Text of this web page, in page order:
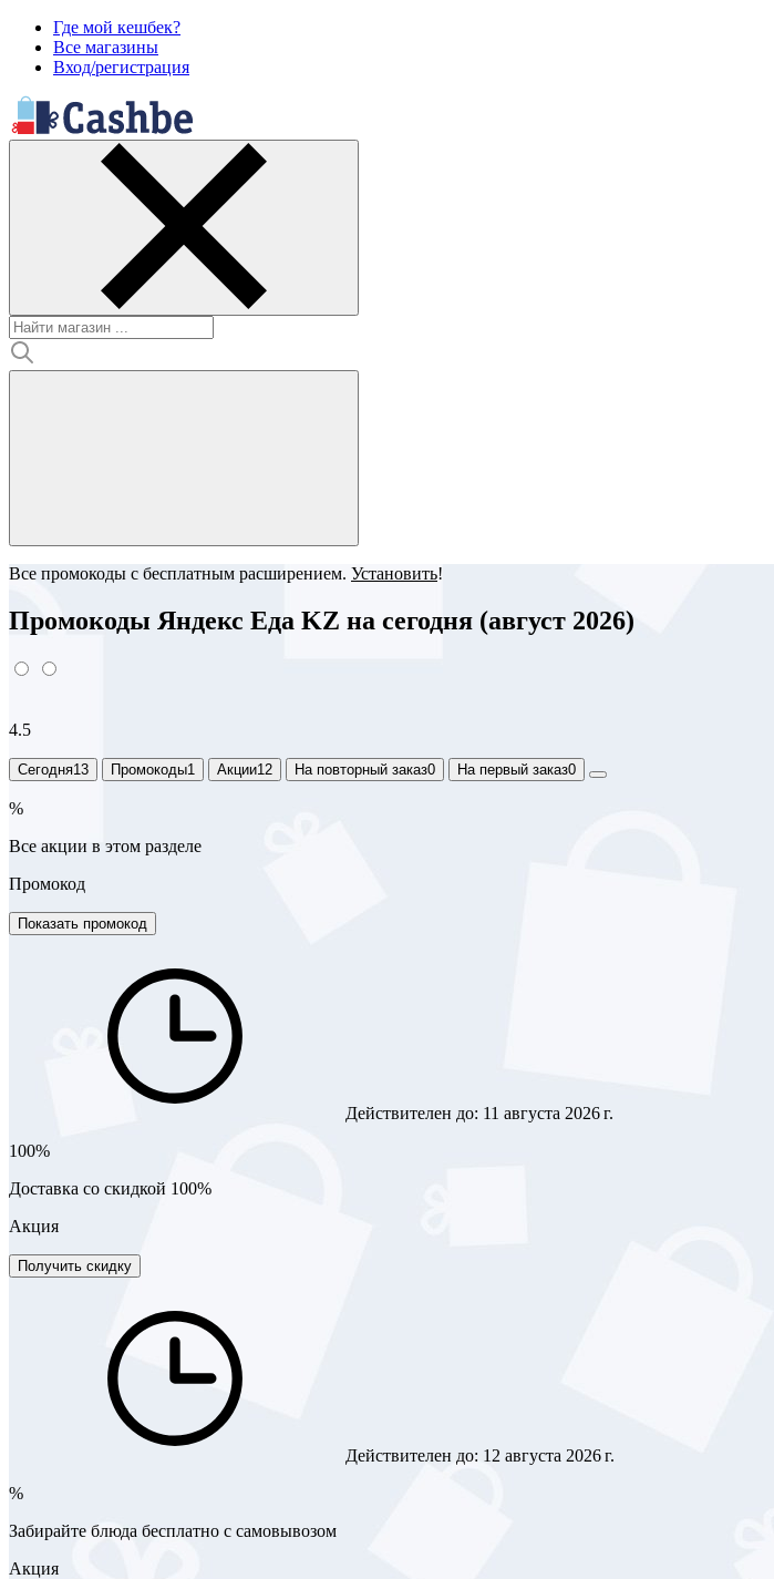
Где мой кешбек?
Все магазины
Вход/регистрация
Все промокоды с бесплатным расширением. Установить!
Промокоды Яндекс Еда KZ на сегодня (август 2026)
4.5
Сегодня13 Промокоды1 Акции12 На повторный заказ0 На первый заказ0
%
Все акции в этом разделе
Промокод
Показать промокод
Действителен до: 11 августа 2026 г.
100%
Доставка со скидкой 100%
Акция
Получить скидку
Действителен до: 12 августа 2026 г.
%
Забирайте блюда бесплатно с самовывозом
Акция